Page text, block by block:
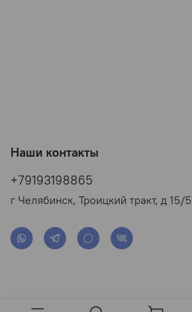
Наши контакты
+79193198865
г Челябинск, Троицкий тракт, д 15/5